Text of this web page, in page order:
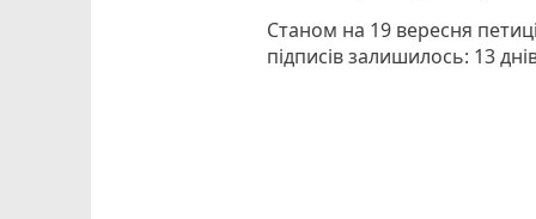
Станом на 19 вересня
підписів залишилось: 13